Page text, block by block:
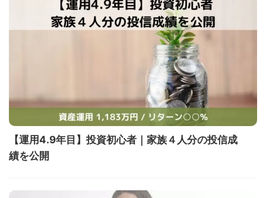
【運用4.9年目】投資初心者｜家族４人分の投信成
績を公開